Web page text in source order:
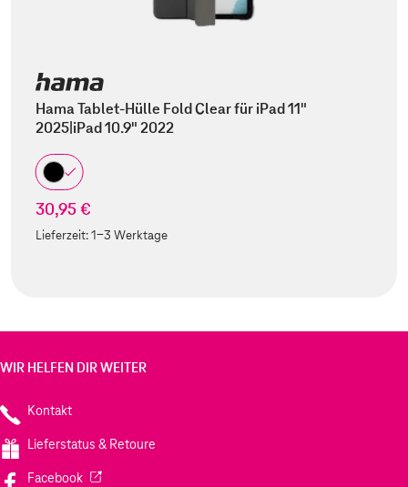
Hama Tablet-Hülle Fold Clear für iPad 11"
2025|iPad 10.9" 2022
30,95 €
Lieferzeit:1-3 Werktage
WIR HELFEN DIR WEITER
Kontakt
Lieferstatus & Retoure
Facebook(Wird in einem neuen Tab geöffnet)